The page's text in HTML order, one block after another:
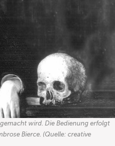
wird. Die Bedienung erfolgt
Bierce. (Quelle: creative